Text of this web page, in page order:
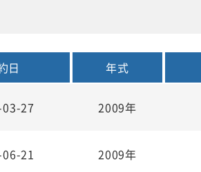
日 年式
27 2009年
21 2009年